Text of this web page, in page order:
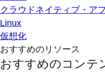
クラウドネイティブ・ア
Linux
仮想化
おすすめのリソース
おすすめのコンテ